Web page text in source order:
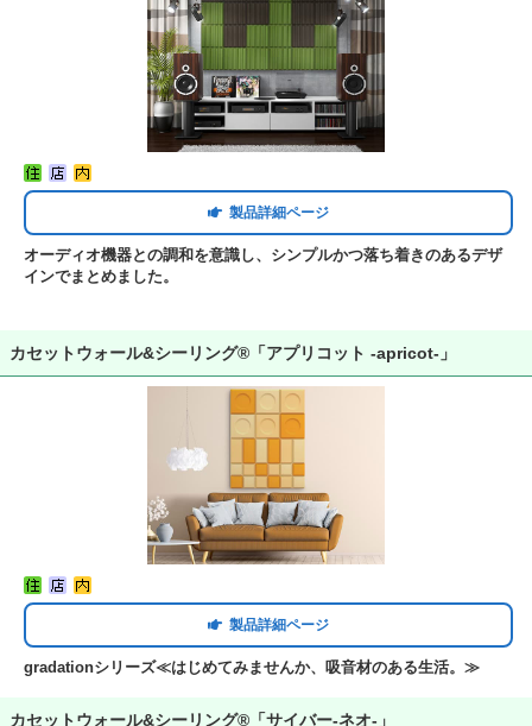
製品詳細ページ
オーディオ機器との調和を意識し、シンプルかつ落ち着きのあるデザ
インでまとめました。
カセットウォール&シーリング®「アプリコット -apricot-」
製品詳細ページ
gradationシリーズ≪はじめてみませんか、吸音材のある生活。≫
カセットウォール&シーリング®「サイバー-ネオ-」